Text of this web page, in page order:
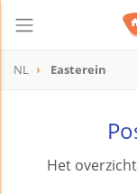
NL Easterein
Het